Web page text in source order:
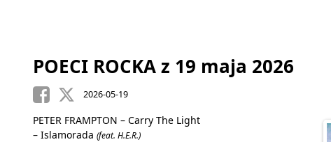
POECI ROCKA z 19 maja 2026
2026-05-19
PETER FRAMPTON – Carry The Light
– Islamorada (feat. H.E.R.)